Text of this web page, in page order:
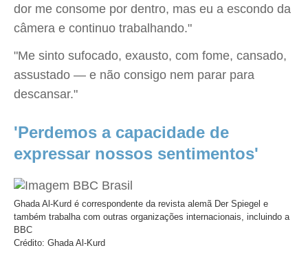
dor me consome por dentro, mas eu a escondo da
câmera e continuo trabalhando."
"Me sinto sufocado, exausto, com fome, cansado,
assustado — e não consigo nem parar para
descansar."
'Perdemos a capacidade de
expressar nossos sentimentos'
Ghada Al-Kurd é correspondente da revista alemã Der Spiegel e
também trabalha com outras organizações internacionais, incluindo a
BBC
Crédito: Ghada Al-Kurd